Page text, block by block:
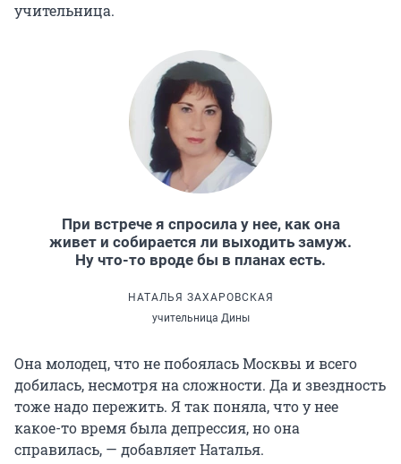
учительница.
При встрече я спросила у нее, как она
живет и собирается ли выходить замуж.
Ну что-то вроде бы в планах есть.
НАТАЛЬЯ ЗАХАРОВСКАЯ
учительница Дины
Она молодец, что не побоялась Москвы и всего
добилась, несмотря на сложности. Да и звездность
тоже надо пережить. Я так поняла, что у нее
какое-то время была депрессия, но она
справилась, — добавляет Наталья.